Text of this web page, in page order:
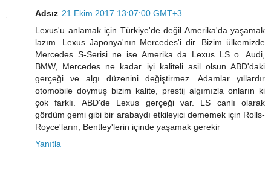
Adsız 21 Ekim 2017 13:07:00 GMT+3
Lexus'u anlamak için Türkiye'de değil Amerika'da yaşamak
lazım. Lexus Japonya'nın Mercedes'i dir. Bizim ülkemizde
Mercedes S-Serisi ne ise Amerika da Lexus LS o. Audi,
BMW, Mercedes ne kadar iyi kaliteli asil olsun ABD'daki
gerçeği ve algı düzenini değiştirmez. Adamlar yıllardır
otomobile doymuş bizim kalite, prestij algımızla onların ki
çok farklı. ABD'de Lexus gerçeği var. LS canlı olarak
gördüm gemi gibi bir arabaydı etkileyici dememek için Rolls-
Royce'ların, Bentley'lerin içinde yaşamak gerekir
Yanıtla